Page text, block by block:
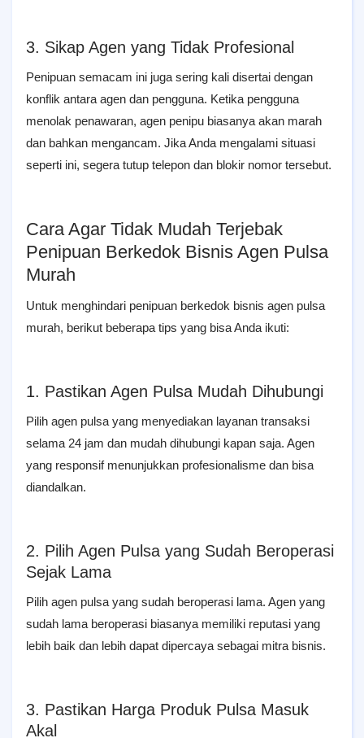
3. Sikap Agen yang Tidak Profesional
Penipuan semacam ini juga sering kali disertai dengan
konflik antara agen dan pengguna. Ketika pengguna
menolak penawaran, agen penipu biasanya akan marah
dan bahkan mengancam. Jika Anda mengalami situasi
seperti ini, segera tutup telepon dan blokir nomor tersebut.
Cara Agar Tidak Mudah Terjebak
Penipuan Berkedok Bisnis Agen Pulsa
Murah
Untuk menghindari penipuan berkedok bisnis agen pulsa
murah, berikut beberapa tips yang bisa Anda ikuti:
1. Pastikan Agen Pulsa Mudah Dihubungi
Pilih agen pulsa yang menyediakan layanan transaksi
selama 24 jam dan mudah dihubungi kapan saja. Agen
yang responsif menunjukkan profesionalisme dan bisa
diandalkan.
2. Pilih Agen Pulsa yang Sudah Beroperasi
Sejak Lama
Pilih agen pulsa yang sudah beroperasi lama. Agen yang
sudah lama beroperasi biasanya memiliki reputasi yang
lebih baik dan lebih dapat dipercaya sebagai mitra bisnis.
3. Pastikan Harga Produk Pulsa Masuk
Akal